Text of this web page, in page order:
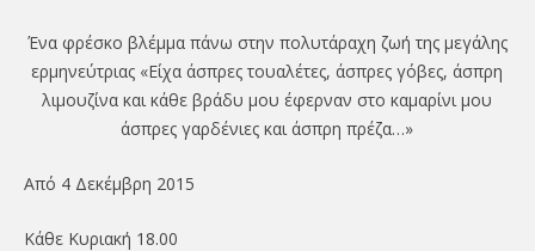
Ένα φρέσκο βλέμμα πάνω στην πολυτάραχη ζωή της μεγάλης
ερμηνεύτριας «Είχα άσπρες τουαλέτες, άσπρες γόβες, άσπρη
λιμουζίνα και κάθε βράδυ μου έφερναν στο καμαρίνι μου
άσπρες γαρδένιες και άσπρη πρέζα…»
Από 4 Δεκέμβρη 2015
Κάθε Κυριακή 18.00